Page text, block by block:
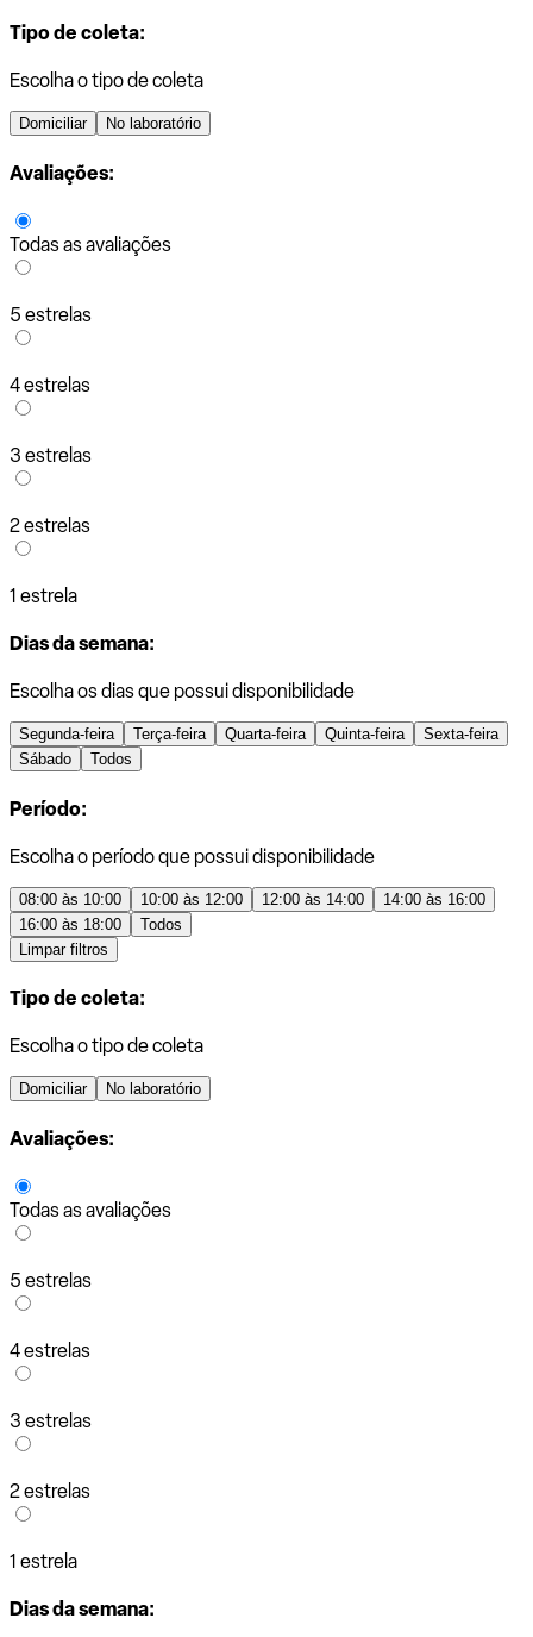
Tipo de coleta:
Escolha o tipo de coleta
Domiciliar No laboratório
Avaliações:
Todas as avaliações
5 estrelas
4 estrelas
3 estrelas
2 estrelas
1 estrela
Dias da semana:
Escolha os dias que possui disponibilidade
Segunda-feira Terça-feira Quarta-feira Quinta-feira
Sexta-feira
Sábado
Todos
Período:
Escolha o período que possui disponibilidade
08:00 às 10:00 10:00 às 12:00 12:00 às 14:00
14:00 às 16:00
16:00 às 18:00
Todos
Limpar filtros
Tipo de coleta:
Escolha o tipo de coleta
Domiciliar No laboratório
Avaliações:
Todas as avaliações
5 estrelas
4 estrelas
3 estrelas
2 estrelas
1 estrela
Dias da semana: